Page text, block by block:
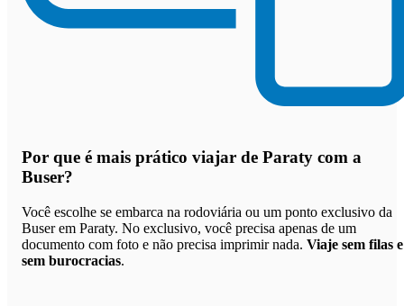
Por que é mais prático viajar de Paraty com a
Buser?
Você escolhe se embarca na rodoviária ou um ponto exclusivo da
Buser em Paraty. No exclusivo, você precisa apenas de um
documento com foto e não precisa imprimir nada. Viaje sem filas e
sem burocracias.